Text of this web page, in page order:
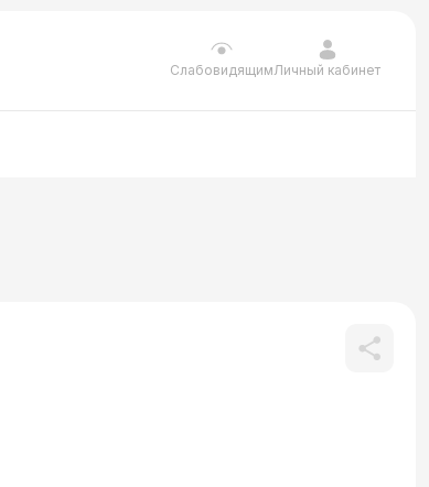
СлабовидящимЛичный кабинет